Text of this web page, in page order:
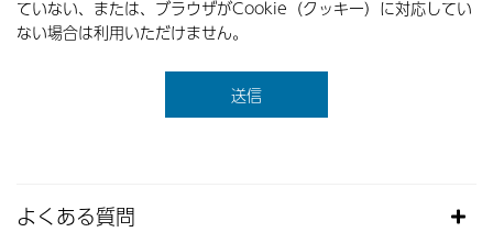
ていない、または、ブラウザがCookie（クッキー）に対応してい
ない場合は利用いただけません。
よくある質問